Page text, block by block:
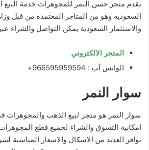
يقدم متجر حسن النمر للمجوهرات خدمة البيع
السعودية وهو من المتاجر المعتمدة من قبل
والاستثمار السعودية يمكن التواصل والشراء
المتجر الالكتروني
الواتس آب : 966595959594+
سوار النمر
سوار النمر هو متجر لبيع الذهب والمجوهرات
امكانية التسوق والشراء لجميع قطع المجوهرات
توافر العديد من الاشكال والاسعار المناسبة